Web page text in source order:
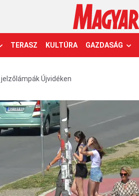
TERASZ KULTÚRA GAZDASÁG
Újvidéken